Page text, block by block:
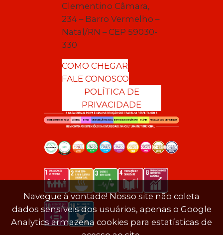
Clementino Câmara,
234 – Barro Vermelho –
Natal/RN – CEP 59030-
330
COMO CHEGAR
FALE CONOSCO
POLÍTICA DE
PRIVACIDADE
Navegue à vontade! Nosso site não coleta
dados sensíveis dos usuários, apenas o Google
Analytics armazena cookies para estatísticas de